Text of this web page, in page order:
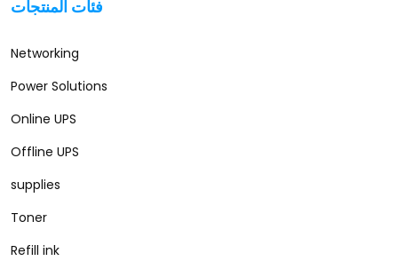
فئات المنتجات
Networking
Power Solutions
Online UPS
Offline UPS
supplies
Toner
Refill ink